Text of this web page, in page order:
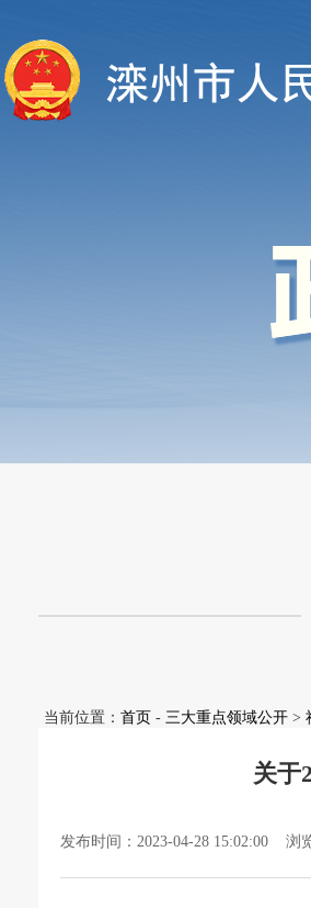
当前位置： 首页 - 三大重点领域公开 >
关于
发布时间：2023-04-28 15:02:00 浏